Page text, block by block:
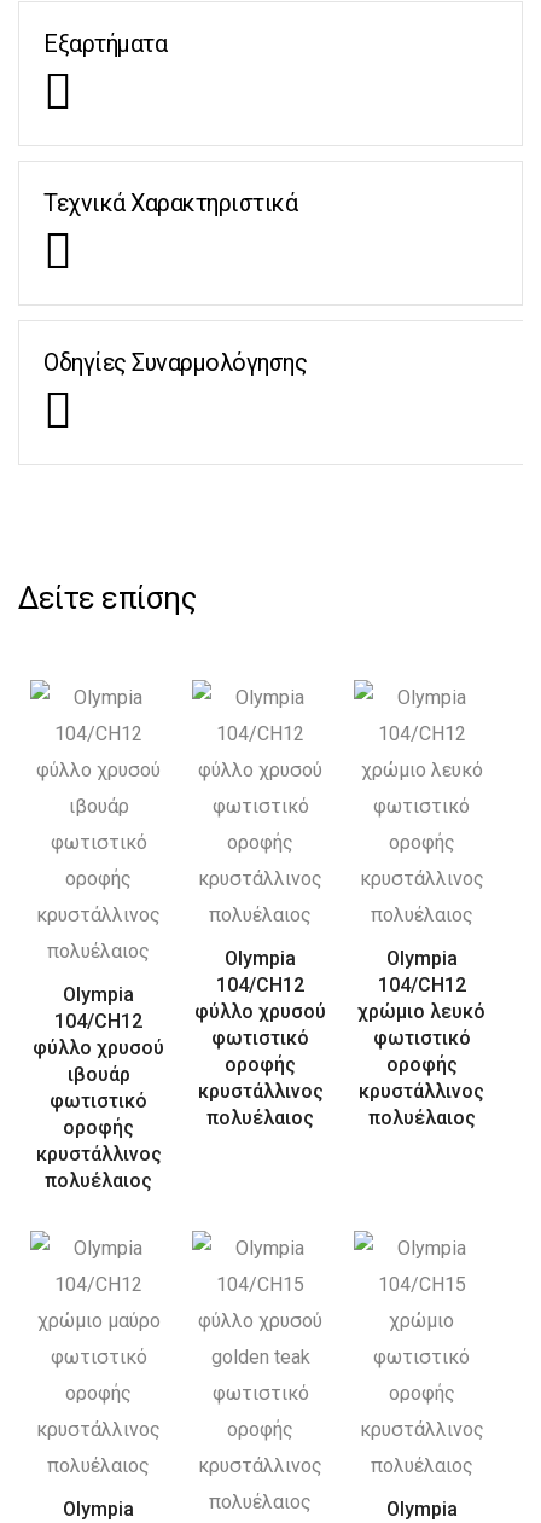
Εξαρτήματα
Τεχνικά Χαρακτηριστικά
Οδηγίες Συναρμολόγησης
Δείτε επίσης
Olympia
104/CH12
φύλλο χρυσού
ιβουάρ
φωτιστικό
οροφής
κρυστάλλινος
πολυέλαιος
Olympia
104/CH12
φύλλο χρυσού
φωτιστικό
οροφής
κρυστάλλινος
πολυέλαιος
Olympia
104/CH12
χρώμιο λευκό
φωτιστικό
οροφής
κρυστάλλινος
πολυέλαιος
Olympia
Olympia